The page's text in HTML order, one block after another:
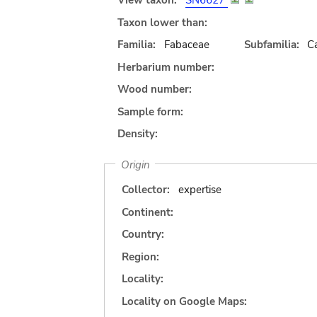
Taxon lower than:
Familia:
Fabaceae Subfamilia:
Herbarium number:
Wood number:
Sample form:
Density:
Origin
Collector:
expertise
Continent:
Country:
Region:
Locality:
Locality on Google Maps: